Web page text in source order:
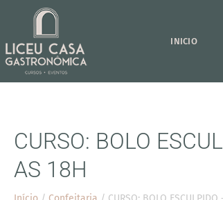
INICIO
CURSO: BOLO
AS 18H